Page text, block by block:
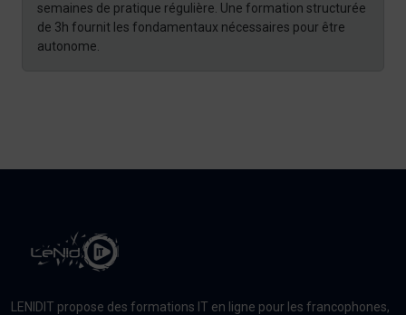
semaines de pratique régulière. Une formation structurée
de 3h fournit les fondamentaux nécessaires pour être
autonome.
LENIDIT propose des formations IT en ligne pour les francophones,